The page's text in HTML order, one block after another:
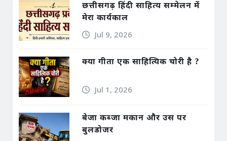
छत्तीसगढ़ हिंदी साहित्य सम्मेलन में
मेरा कार्यकाल
Jul 9, 2026
क्या गीता एक साहित्यिक चोरी है ?
Jul 1, 2026
बेजा कब्जा मकान और उस पर
बुलडोजर